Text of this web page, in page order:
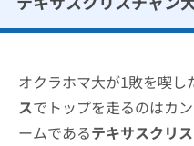
オクラホマ大が1敗を喫し
スでトップを走るのはカ
ームであるテキサスクリ